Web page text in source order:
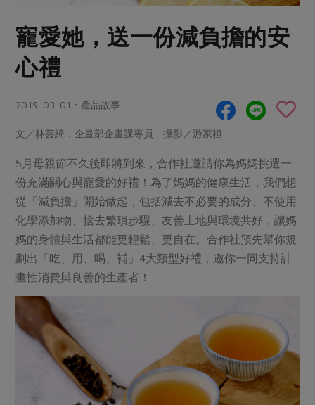
肉品・水產
畜產肉類
調理食材・點心
調味醬料/南北貨 烘焙
休閒零嘴 沖泡飲品
保健食品
居家好物
美妝保養
家庭清潔
日用品
防災用品
最新產品
蛋料理
醬料
湯品．鍋物
漬物
涼拌沙拉
飲品
異國料理
年菜食譜
養身食補
當季產品
傳到心坎裡，誠心又澎派
合作25-經典快閃最後一週
合作25-精選產品第四彈
議題活動
主婦聯盟X樂齡網特約優惠案
30%rPET紅烏龍茶
2024農業發展計畫年度報告
更多議題活動
傳到心坎裡，誠心又澎派
樂齡生活 親子食育
廚房瑜伽
關注議題
減硝酸鹽 惜食
非基改運動 支持本土農糧
廢核運動 能源議題
減添加物 減塑減廢
公益金 食農教育
更多議題
生活者e週報
綠主張月刊
典藏閱覽室
合作社組織
員工與求才
產品檢驗
自主把關
硝酸鹽檢驗
社員權益
合作社法規
社務專區
選舉專區
最新消息
寵愛她，送一份減負擔的安
心禮
2019-03-01・產品故事
文／林芸綺．企畫部企畫課專員 攝影／游家桓
5月母親節不久後即將到來，合作社邀請你為媽媽挑選一
份充滿關心與寵愛的好禮！為了媽媽的健康生活，我們想
從「減負擔」開始做起，包括減去不必要的成分、不使用
化學添加物、捨去繁瑣步驟、友善土地與環境共好，讓媽
媽的身體與生活都能更輕鬆、更自在。合作社預先幫你規
劃出「吃、用、喝、補」4大類型好禮，邀你一同支持計
畫性消費與良善的生產者！